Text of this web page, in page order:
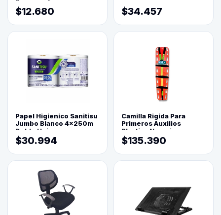
Reprograf.
$12.680 $34.457
Papel Higienico Sanitisu
Jumbo Blanco 4x250m
Doble Hoja
$30.994
Camilla Rigida Para
Primeros Auxilios
Plastica Naranja
$135.390